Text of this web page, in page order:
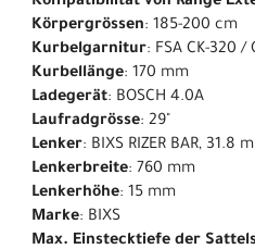
Körpergrössen: 185-200 cm
Kurbelgarnitur: FSA CK-320 /
Kurbellänge: 170 mm
Ladegerät: BOSCH 4.0A
Laufradgrösse: 29"
Lenker: BIXS RIZER BAR, 31.8
Lenkerbreite: 760 mm
Lenkerhöhe: 15 mm
Marke: BIXS
Max. Einstecktiefe der